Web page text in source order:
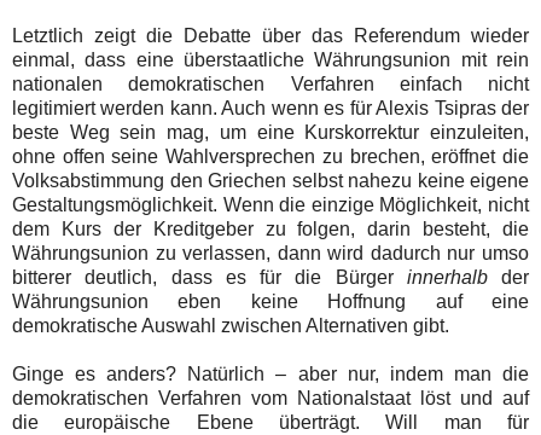
Letztlich zeigt die Debatte über das Referendum wieder
einmal, dass eine überstaatliche Währungsunion mit rein
nationalen demokratischen Verfahren einfach nicht
legitimiert werden kann. Auch wenn es für Alexis Tsipras der
beste Weg sein mag, um eine Kurskorrektur einzuleiten,
ohne offen seine Wahlversprechen zu brechen, eröffnet die
Volksabstimmung den Griechen selbst nahezu keine eigene
Gestaltungsmöglichkeit. Wenn die einzige Möglichkeit, nicht
dem Kurs der Kreditgeber zu folgen, darin besteht, die
Währungsunion zu verlassen, dann wird dadurch nur umso
bitterer deutlich, dass es für die Bürger innerhalb der
Währungsunion eben keine Hoffnung auf eine
demokratische Auswahl zwischen Alternativen gibt.
Ginge es anders? Natürlich – aber nur, indem man die
demokratischen Verfahren vom Nationalstaat löst und auf
die europäische Ebene überträgt. Will man für